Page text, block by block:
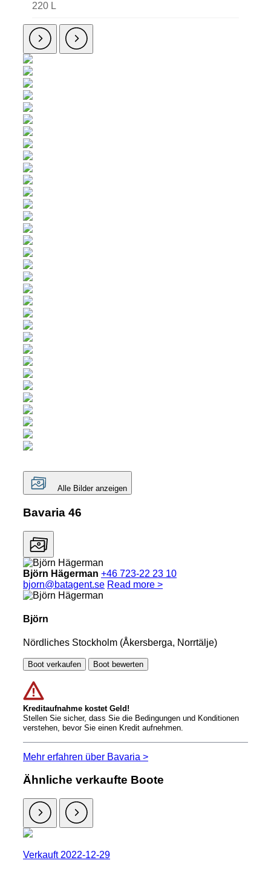
220 L
Alle Bilder anzeigen
Bavaria 46
Björn Hägerman +46 723-22 23 10
bjorn@batagent.se Read more >
Björn
Nördliches Stockholm (Åkersberga, Norrtälje)
Boot verkaufen Boot bewerten
Kreditaufnahme kostet Geld!
Stellen Sie sicher, dass Sie die Bedingungen und Konditionen
verstehen, bevor Sie einen Kredit aufnehmen.
Mehr erfahren über Bavaria >
Ähnliche verkaufte Boote
Verkauft 2022-12-29